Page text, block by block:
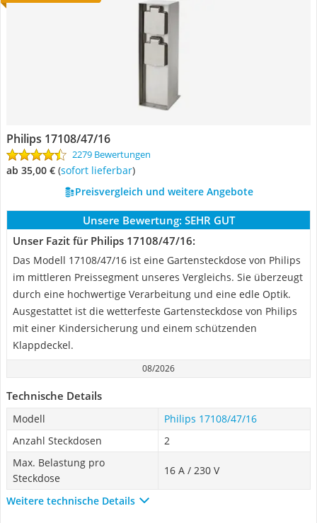
Philips 17108/47/16
2279 Bewertungen
ab 35,00 € ( Sofort lieferbar)
Preisvergleich und weitere Angebote
Unsere Bewertung: SEHR GUT
Unser Fazit für Philips 17108/47/16:
Das Modell 17108/47/16 ist eine Gartensteckdose von Philips
im mittleren Preissegment unseres Vergleichs. Sie überzeugt
durch eine hochwertige Verarbeitung und eine edle Optik.
Ausgestattet ist die wetterfeste Gartensteckdose von Philips
mit einer Kindersicherung und einem schützenden
Klappdeckel.
08/2026
Technische Details
Modell
Philips 17108/47/16
Anzahl Steckdosen
2
Max. Belastung pro
Steckdose
16 A / 230 V
Weitere technische Details